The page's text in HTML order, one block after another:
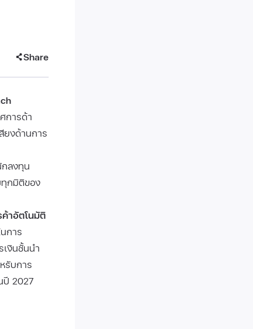
Share
การด้า
ยงด้านการ
ลงทุน
ทุกมิติของ
าอัตโนมัติ
การ
งินชั้นนำ
รับการ
ปี 2027